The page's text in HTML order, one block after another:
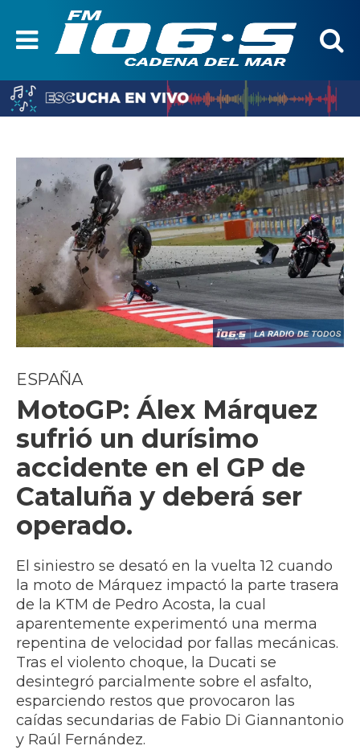
ESPAÑA
MotoGP: Álex Márquez
sufrió un durísimo
accidente en el GP de
Cataluña y deberá ser
operado.
El siniestro se desató en la vuelta 12 cuando
la moto de Márquez impactó la parte trasera
de la KTM de Pedro Acosta, la cual
aparentemente experimentó una merma
repentina de velocidad por fallas mecánicas.
Tras el violento choque, la Ducati se
desintegró parcialmente sobre el asfalto,
esparciendo restos que provocaron las
caídas secundarias de Fabio Di Giannantonio
y Raúl Fernández.